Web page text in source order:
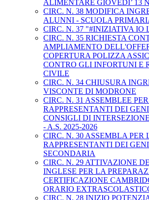
ALIMENTARE GIOVEDI’ 13
CIRC. N. 38 MODIFICA
ALUNNI - SCUOLA
CIRC. N. 37 "#INIZIATIVA IO
CIRC. N. 35 RICHIESTA
AMPLIAMENTO
COPERTURA POLIZZA
CONTRO GLI INFORTUNI E
CIVILE
CIRC. N. 34 CHIUSURA
VISCONTE DI MODRONE
CIRC. N. 31 ASSEMBLEE
RAPPRESENTANTI DEI
CONSIGLI DI
- A.S. 2025-2026
CIRC. N. 30 ASSEMBLA PER
RAPPRESENTANTI DEI
SECONDARIA
CIRC. N. 29 ATTIVAZIONE
INGLESE PER LA
CERTIFICAZIONE
ORARIO
CIRC. N. 28 INIZIO